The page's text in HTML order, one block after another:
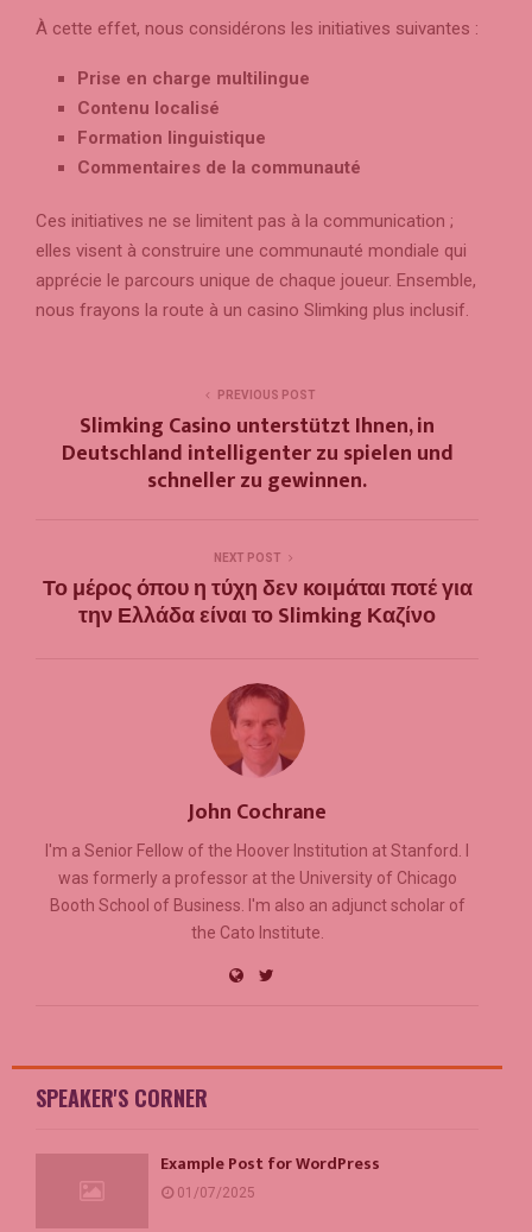
À cette effet, nous considérons les initiatives suivantes :
Prise en charge multilingue
Contenu localisé
Formation linguistique
Commentaires de la communauté
Ces initiatives ne se limitent pas à la communication ;
elles visent à construire une communauté mondiale qui
apprécie le parcours unique de chaque joueur. Ensemble,
nous frayons la route à un casino Slimking plus inclusif.
PREVIOUS POST
Slimking Casino unterstützt Ihnen, in
Deutschland intelligenter zu spielen und
schneller zu gewinnen.
NEXT POST
Το μέρος όπου η τύχη δεν κοιμάται ποτέ για
την Ελλάδα είναι το Slimking Καζίνο
John Cochrane
I'm a Senior Fellow of the Hoover Institution at Stanford. I
was formerly a professor at the University of Chicago
Booth School of Business. I'm also an adjunct scholar of
the Cato Institute.
SPEAKER'S CORNER
Example Post for WordPress
01/07/2025